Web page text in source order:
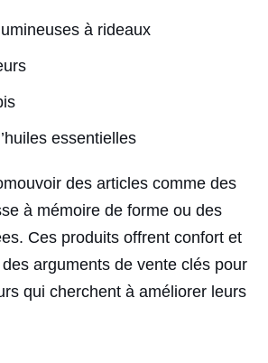
à rideaux
essentielles
des articles comme des
à mémoire de forme ou des
Ces produits offrent confort et
arguments de vente clés pour
qui cherchent à améliorer leurs